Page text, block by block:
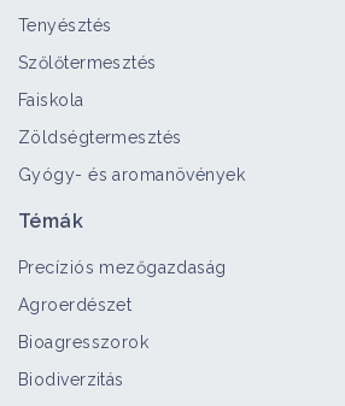
Tenyésztés
Szőlőtermesztés
Faiskola
Zöldségtermesztés
Gyógy- és aromanövények
Témák
Precíziós mezőgazdaság
Agroerdészet
Bioagresszorok
Biodiverzitás